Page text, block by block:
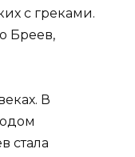
с греками.
Бреев,
В
стала